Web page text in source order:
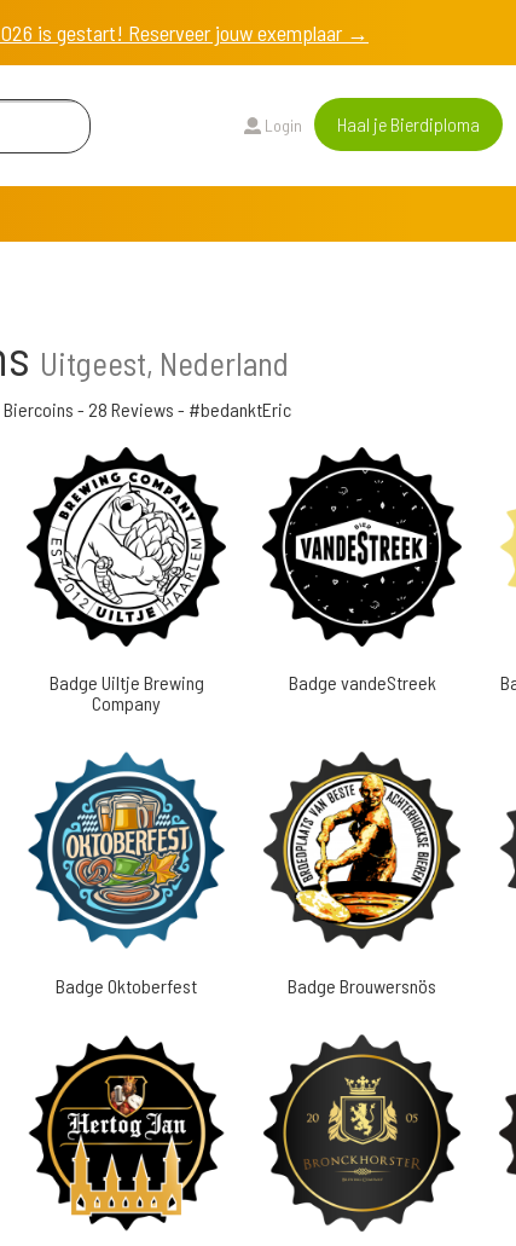
is gestart! Reserveer jouw exemplaar →
Login Haal je Bierdiploma
Uitgeest, Nederland
Biercoins - 28 Reviews - #bedanktEric
Badge Uiltje Brewing
Company
Badge vandeStreek
Badge Oktoberfest Badge Brouwersnös